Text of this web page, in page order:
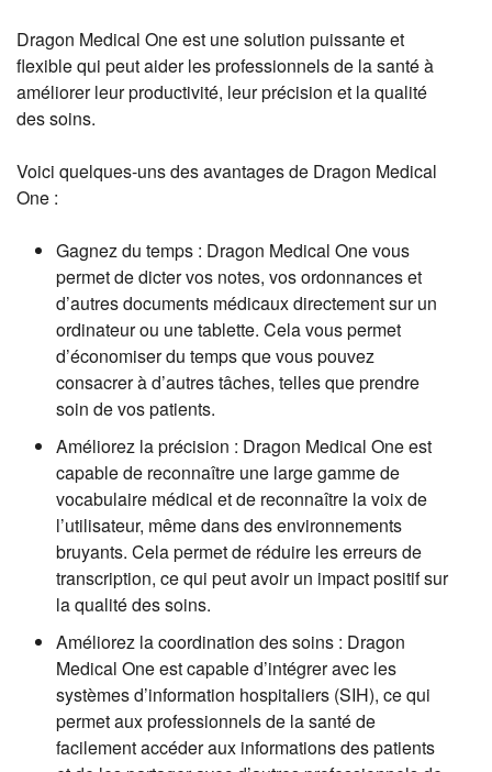
Dragon Medical One est une solution puissante et
flexible qui peut aider les professionnels de la santé à
améliorer leur productivité, leur précision et la qualité
des soins.
Voici quelques-uns des avantages de Dragon Medical
One :
Gagnez du temps : Dragon Medical One vous
permet de dicter vos notes, vos ordonnances et
d’autres documents médicaux directement sur un
ordinateur ou une tablette. Cela vous permet
d’économiser du temps que vous pouvez
consacrer à d’autres tâches, telles que prendre
soin de vos patients.
Améliorez la précision : Dragon Medical One est
capable de reconnaître une large gamme de
vocabulaire médical et de reconnaître la voix de
l’utilisateur, même dans des environnements
bruyants. Cela permet de réduire les erreurs de
transcription, ce qui peut avoir un impact positif sur
la qualité des soins.
Améliorez la coordination des soins : Dragon
Medical One est capable d’intégrer avec les
systèmes d’information hospitaliers (SIH), ce qui
permet aux professionnels de la santé de
facilement accéder aux informations des patients